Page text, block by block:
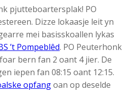
pjutteboartersplak! PO
Dizze lokaasje leit yn
mei basisskoallen lykas
’t Pompeblêd. PO Peuterhonk
bern fan 2 oant 4 jier. De
iepen fan 08:15 oant 12:15.
opfangoan op deselde